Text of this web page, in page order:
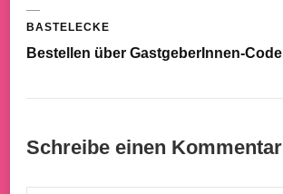
BASTELECKE
Bestellen über GastgeberInnen-Code
Schreibe einen Kommentar